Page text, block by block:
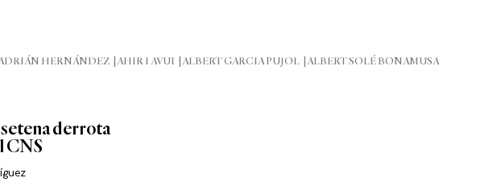
HERNÁNDEZ AHIR I AVUI ALBERT GARCIA PUJOL ALBERT SOLÉ BONAMUSA
derrota
CNS